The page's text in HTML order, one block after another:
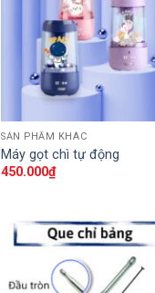
SẢN PHẨM KHÁC
Máy gọt chì tự động
450.000₫